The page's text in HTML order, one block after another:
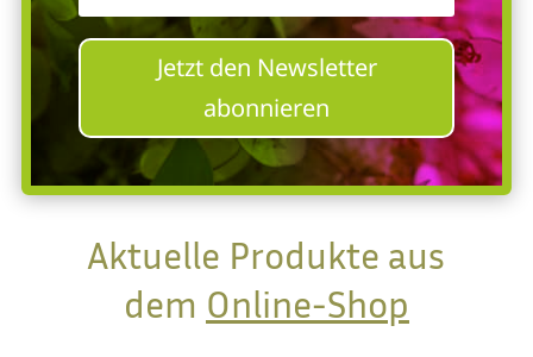
Jetzt den Newsletter
abonnieren
Aktuelle Produkte aus
dem Online-Shop